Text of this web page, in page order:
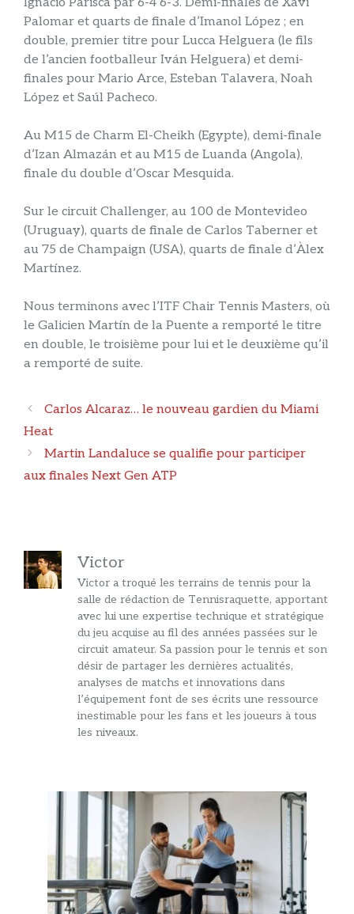
Palomar et quarts de finale d’Imanol López ; en
double, premier titre pour Lucca Helguera (le fils
de l’ancien footballeur Iván Helguera) et demi-
finales pour Mario Arce, Esteban Talavera, Noah
López et Saúl Pacheco.
Au M15 de Charm El-Cheikh (Egypte), demi-finale
d’Izan Almazán et au M15 de Luanda (Angola),
finale du double d’Oscar Mesquida.
Sur le circuit Challenger, au 100 de Montevideo
(Uruguay), quarts de finale de Carlos Taberner et
au 75 de Champaign (USA), quarts de finale d’Àlex
Martínez.
Nous terminons avec l’ITF Chair Tennis Masters, où
le Galicien Martín de la Puente a remporté le titre
en double, le troisième pour lui et le deuxième qu’il
a remporté de suite.
Navigation
des
articles
Carlos Alcaraz… le nouveau gardien du Miami
Heat
Martin Landaluce se qualifie pour participer
aux finales Next Gen ATP
Victor
Victor a troqué les terrains de tennis pour la
salle de rédaction de Tennisraquette, apportant
avec lui une expertise technique et stratégique
du jeu acquise au fil des années passées sur le
circuit amateur. Sa passion pour le tennis et son
désir de partager les dernières actualités,
analyses de matchs et innovations dans
l’équipement font de ses écrits une ressource
inestimable pour les fans et les joueurs à tous
les niveaux.